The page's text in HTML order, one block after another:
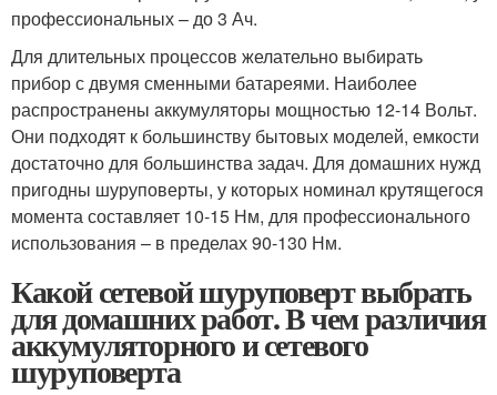
профессиональных – до 3 Ач.
Для длительных процессов желательно выбирать
прибор с двумя сменными батареями. Наиболее
распространены аккумуляторы мощностью 12-14 Вольт.
Они подходят к большинству бытовых моделей, емкости
достаточно для большинства задач. Для домашних нужд
пригодны шуруповерты, у которых номинал крутящегося
момента составляет 10-15 Нм, для профессионального
использования – в пределах 90-130 Нм.
Какой сетевой шуруповерт выбрать
для домашних работ. В чем различия
аккумуляторного и сетевого
шуруповерта